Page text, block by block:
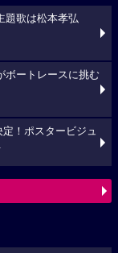
題歌は松本孝弘
ボートレースに挑む
定！ポスタービジュ